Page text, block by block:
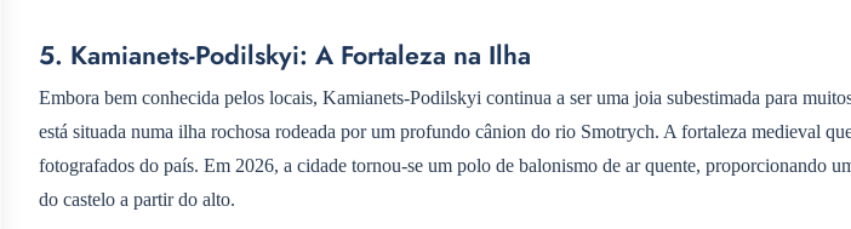
5. Kamianets-Podilskyi: A Fortaleza na Ilha
Embora bem conhecida pelos locais, Kamianets-Podilskyi continua a ser uma joia subestimada para
está situada numa ilha rochosa rodeada por um profundo cânion do rio Smotrych. A fortaleza medieval
fotografados do país. Em 2026, a cidade tornou-se um polo de balonismo de ar quente, proporcionando
do castelo a partir do alto.